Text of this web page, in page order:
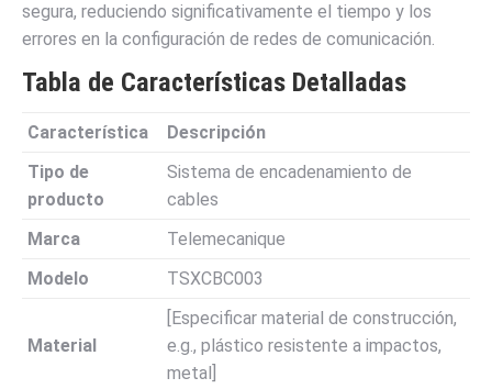
segura, reduciendo significativamente el tiempo y los
errores en la configuración de redes de comunicación.
Tabla de Características Detalladas
Característica
Descripción
Tipo de
producto
Sistema de encadenamiento de
cables
Marca
Telemecanique
Modelo
TSXCBC003
Material
[Especificar material de construcción,
e.g., plástico resistente a impactos,
metal]